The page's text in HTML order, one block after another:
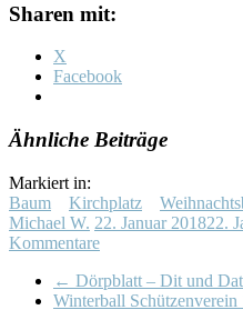
Sharen mit:
X
Facebook
Ähnliche Beiträge
Markiert in:
Baum
Kirchplatz
Michael W. 22. Januar 201822.
Kommentare
← Dörpblatt – Dit und
Winterball Schützenverein